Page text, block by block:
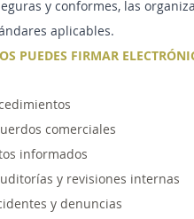
y conformes, las
aplicables.
PUEDES FIRMAR
comerciales
informados
y revisiones internas
y denuncias